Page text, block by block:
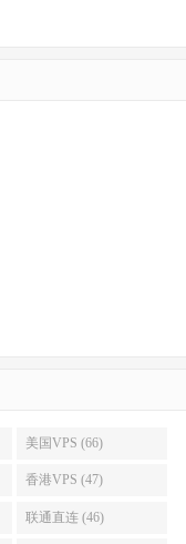
美国VPS (66)
香港VPS (47)
联通直连 (46)